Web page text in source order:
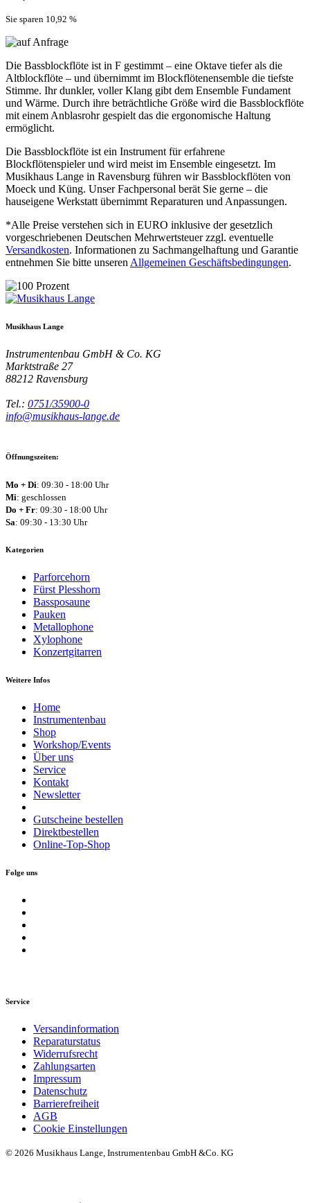
Sie sparen 10,92 %
Die Bassblockflöte ist in F gestimmt – eine Oktave tiefer als die
Altblockflöte – und übernimmt im Blockflötenensemble die tiefste
Stimme. Ihr dunkler, voller Klang gibt dem Ensemble Fundament
und Wärme. Durch ihre beträchtliche Größe wird die Bassblockflöte
mit einem Anblasrohr gespielt das die ergonomische Haltung
ermöglicht.
Die Bassblockflöte ist ein Instrument für erfahrene
Blockflötenspieler und wird meist im Ensemble eingesetzt. Im
Musikhaus Lange in Ravensburg führen wir Bassblockflöten von
Moeck und Küng. Unser Fachpersonal berät Sie gerne – die
hauseigene Werkstatt übernimmt Reparaturen und Anpassungen.
*Alle Preise verstehen sich in EURO inklusive der gesetzlich
vorgeschriebenen Deutschen Mehrwertsteuer zzgl. eventuelle
Versandkosten. Informationen zu Sachmangelhaftung und Garantie
entnehmen Sie bitte unserenAllgemeinen Geschäftsbedingungen.
Musikhaus Lange
Instrumentenbau GmbH & Co. KG
Marktstraße 27
88212 Ravensburg
Tel.: 0751/35900-0
info@musikhaus-lange.de
Öffnungszeiten:
Mo + Di: 09:30 - 18:00 Uhr
Mi: geschlossen
Do + Fr: 09:30 - 18:00 Uhr
Sa: 09:30 - 13:30 Uhr
Kategorien
Parforcehorn
Fürst Plesshorn
Bassposaune
Pauken
Metallophone
Xylophone
Konzertgitarren
Weitere Infos
Home
Instrumentenbau
Shop
Workshop/Events
Über uns
Service
Kontakt
Newsletter
Gutscheine bestellen
Direktbestellen
Online-Top-Shop
Folge uns
Service
Versandinformation
Reparaturstatus
Widerrufsrecht
Zahlungsarten
Impressum
Datenschutz
Barrierefreiheit
AGB
Cookie Einstellungen
© 2026 Musikhaus Lange, Instrumentenbau GmbH &Co. KG